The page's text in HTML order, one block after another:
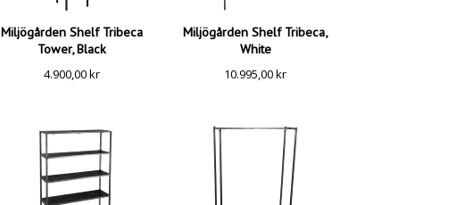
Miljögården Shelf Tribeca
Tower, Black
4.900,00kr
Miljögården Shelf Tribeca,
White
10.995,00kr